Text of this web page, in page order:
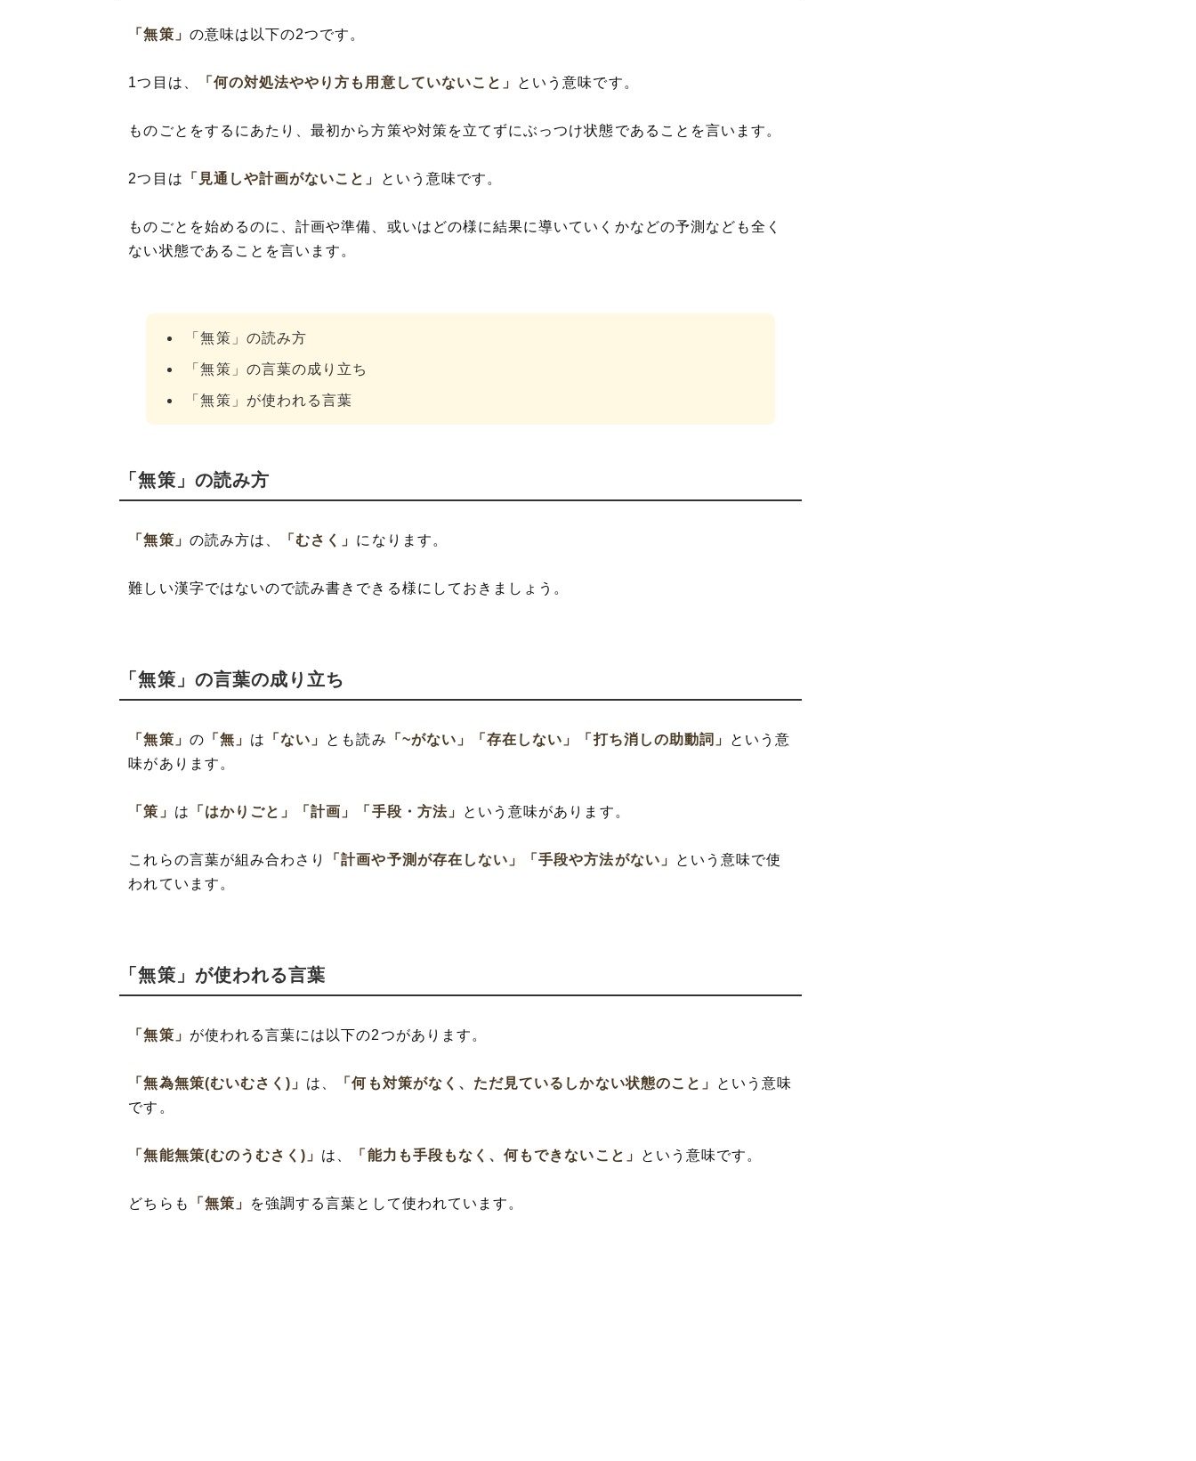
「無策」の表現の使い方
「無策」を使った例文と意味を解釈
「無策」 の意味は以下の2つです。
1つ目は、 「何の対処法ややり方も用意していないこと」 という意味です。
ものごとをするにあたり、最初から方策や対策を立てずにぶっつけ状態であることを言います。
2つ目は 「見通しや計画がないこと」 という意味です。
ものごとを始めるのに、計画や準備、或いはどの様に結果に導いていくかなどの予測なども全く
ない状態であることを言います。
「無策」の読み方
「無策」の言葉の成り立ち
「無策」が使われる言葉
「無策」の読み方
「無策」 の読み方は、 「むさく」 になります。
難しい漢字ではないので読み書きできる様にしておきましょう。
「無策」の言葉の成り立ち
「無策」 の 「無」 は 「ない」 とも読み 「~がない」 「存在しない」 「打ち消しの助動詞」
という意
味があります。
「策」 は 「はかりごと」 「計画」 「手段・方法」 という意味があります。
これらの言葉が組み合わさり 「計画や予測が存在しない」 「手段や方法がない」
という意味で使
われています。
「無策」が使われる言葉
「無策」 が使われる言葉には以下の2つがあります。
「無為無策(むいむさく)」 は、 「何も対策がなく、ただ見ているしかない状態のこと」
という意味
です。
「無能無策(むのうむさく)」 は、 「能力も手段もなく、何もできないこと」 という意味です。
どちらも 「無策」 を強調する言葉として使われています。